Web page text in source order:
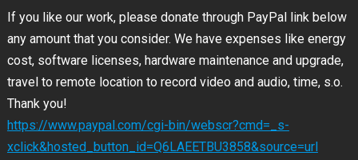
If you like our work, please donate through PayPal link below
any amount that you consider. We have expenses like energy
cost, software licenses, hardware maintenance and upgrade,
travel to remote location to record video and audio, time, s.o.
Thank you!
https://www.paypal.com/cgi-bin/webscr?cmd=_s-
xclick&hosted_button_id=Q6LAEETBU3858&source=url